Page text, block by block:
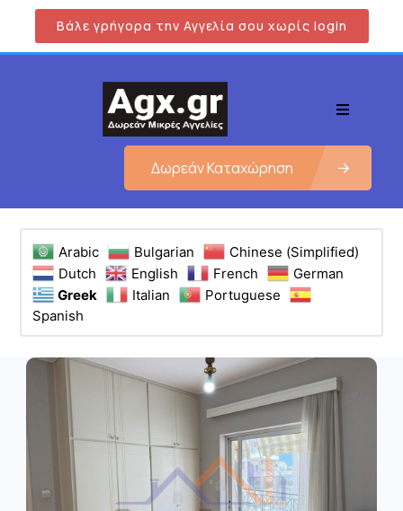
Βάλε γρήγορα την Αγγελία σου χωρίς login
Δωρεάν Καταχώρηση
Arabic Bulgarian
Chinese (Simplified)
Dutch
English French
German
Greek
Italian
Portuguese
Spanish